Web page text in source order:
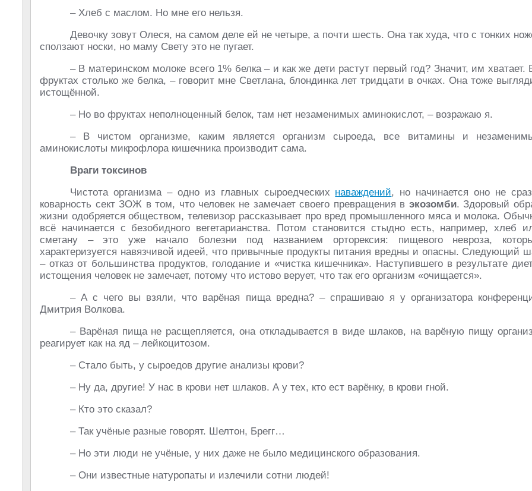
– Хлеб с маслом. Но мне его нельзя.
Девочку зовут Олеся, на самом деле ей не четыре, а почти шесть. Она так худа, что с тонких
сползают носки, но маму Свету это не пугает.
– В материнском молоке всего 1% белка – и как же дети растут первый год? Значит, им хватает.
фруктах столько же белка, – говорит мне Светлана, блондинка лет тридцати в очках. Она тоже
истощённой.
– Но во фруктах неполноценный белок, там нет незаменимых аминокислот, – возражаю я.
– В чистом организме, каким является организм сыроеда, все витамины и
аминокислоты микрофлора кишечника производит сама.
Враги токсинов
Чистота организма – одно из главных сыроедческих наваждений, но начинается оно не
коварность сект ЗОЖ в том, что человек не замечает своего превращения в экозомби. Здоровый
жизни одобряется обществом, телевизор рассказывает про вред промышленного мяса и молока.
всё начинается с безобидного вегетарианства. Потом становится стыдно есть, например, хлеб
сметану – это уже начало болезни под названием орторексия: пищевого невроза,
характеризуется навязчивой идеей, что привычные продукты питания вредны и опасны. Следующий
– отказ от большинства продуктов, голодание и «чистка кишечника». Наступившего в результате
истощения человек не замечает, потому что истово верует, что так его организм «очищается».
– А с чего вы взяли, что варёная пища вредна? – спрашиваю я у организатора
Дмитрия Волкова.
– Варёная пища не расщепляется, она откладывается в виде шлаков, на варёную пищу
реагирует как на яд – лейкоцитозом.
– Стало быть, у сыроедов другие анализы крови?
– Ну да, другие! У нас в крови нет шлаков. А у тех, кто ест варёнку, в крови гной.
– Кто это сказал?
– Так учёные разные говорят. Шелтон, Брегг…
– Но эти люди не учёные, у них даже не было медицинского образования.
– Они известные натуропаты и излечили сотни людей!